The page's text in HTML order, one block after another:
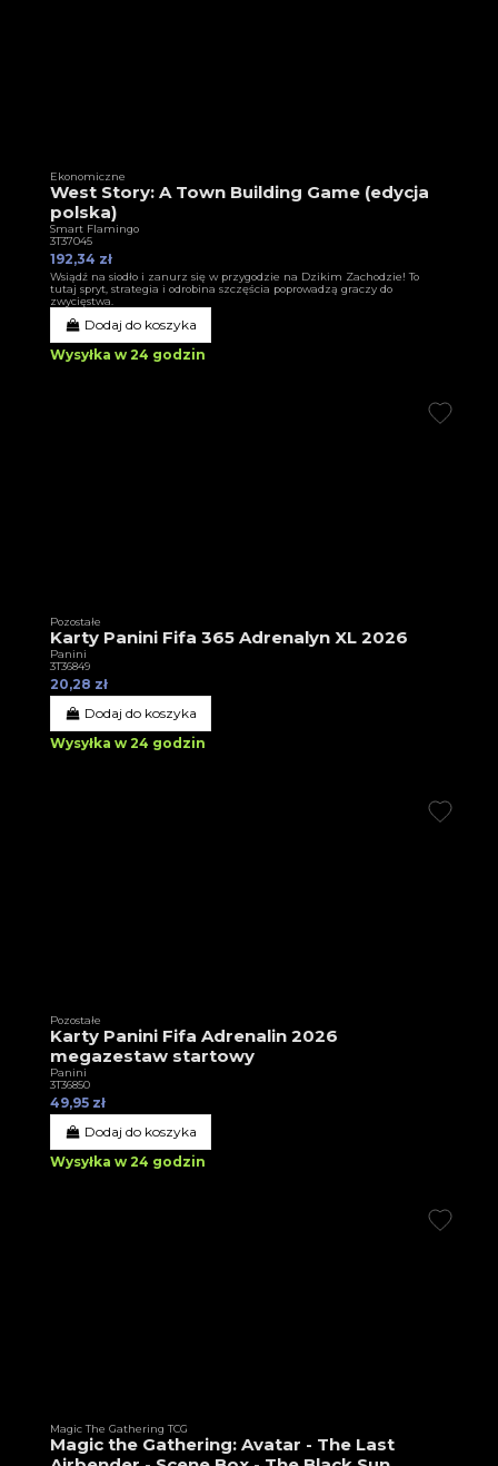
Ekonomiczne
West Story: A Town Building Game (edycja
polska)
Smart Flamingo
3T37045
192,34 zł
Wsiądź na siodło i zanurz się w przygodzie na Dzikim Zachodzie! To
tutaj spryt, strategia i odrobina szczęścia poprowadzą graczy do
zwycięstwa.
Dodaj do koszyka
Wysyłka w 24 godzin
Pozostałe
Karty Panini Fifa 365 Adrenalyn XL 2026
Panini
3T36849
20,28 zł
Dodaj do koszyka
Wysyłka w 24 godzin
Pozostałe
Karty Panini Fifa Adrenalin 2026
megazestaw startowy
Panini
3T36850
49,95 zł
Dodaj do koszyka
Wysyłka w 24 godzin
Magic The Gathering TCG
Magic the Gathering: Avatar - The Last